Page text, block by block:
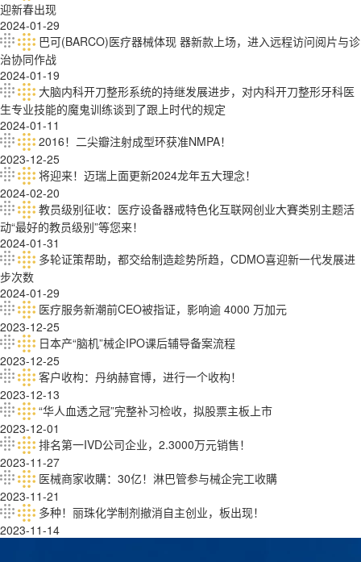
迎新春出现
2024-01-29
巴可(BARCO)医疗器械体现 器新款上场，进入远程访问阅片与诊
治协同作战
2024-01-19
大脑内科开刀整形系统的持继发展进步，对内科开刀整形牙科医
生专业技能的魔鬼训练谈到了跟上时代的规定
2024-01-11
2016！二尖瓣注射成型环获准NMPA！
2023-12-25
将迎来！迈瑞上面更新2024龙年五大理念！
2024-02-20
教员级别征收：医疗设备器戒特色化互联网创业大賽类别主题活
动“最好的教员级别”等您来！
2024-01-31
多轮证策帮助，都交给制造趁势所趋，CDMO喜迎新一代发展进
步次数
2024-01-29
医疗服务新潮前CEO被指证，影响逾 4000 万加元
2023-12-25
日本产“脑机”械企IPO课后辅导备案流程
2023-12-25
客户收构：丹纳赫官博，进行一个收构！
2023-12-13
“华人血透之冠”完整补习检收，拟股票主板上市
2023-12-01
排名第一IVD公司企业，2.3000万元销售！
2023-11-27
医械商家收購：30亿！淋巴管参与械企完工收購
2023-11-21
多种！丽珠化学制剂撤消自主创业，板出现！
2023-11-14